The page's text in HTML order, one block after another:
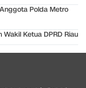
Polda Metro
Ketua DPRD Riau